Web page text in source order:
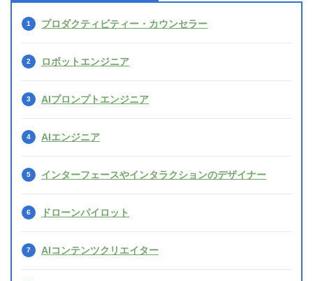
プロダクティビティー・カウンセラー
ロボットエンジニア
AIプロンプトエンジニア
AIエンジニア
インターフェースやインタラクションのデザイナー
ドローンパイロット
AIコンテンツクリエイター